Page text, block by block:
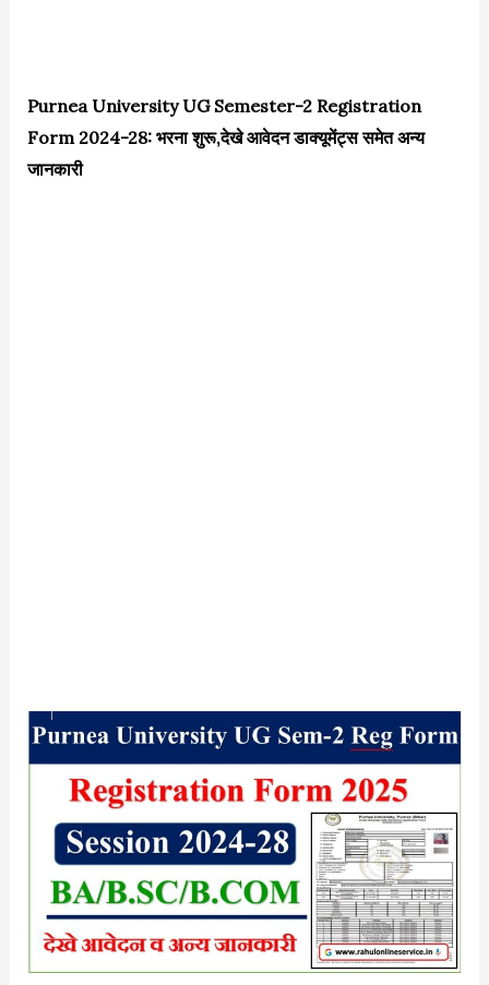
Purnea University UG Semester-2 Registration
Form 2024-28: भरना शुरू,देखे आवेदन डाक्यूमेंट्स समेत अन्य
जानकारी